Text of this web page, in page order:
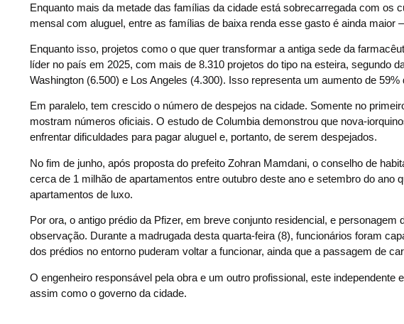
Enquanto mais da metade das famílias da cidade está sobrecarregada com os
mensal com aluguel, entre as famílias de baixa renda esse gasto é ainda
Enquanto isso, projetos como o que quer transformar a antiga sede da
líder no país em 2025, com mais de 8.310 projetos do tipo na esteira, segundo
Washington (6.500) e Los Angeles (4.300). Isso representa um aumento de
Em paralelo, tem crescido o número de despejos na cidade. Somente no
mostram números oficiais. O estudo de Columbia demonstrou que nova-
enfrentar dificuldades para pagar aluguel e, portanto, de serem despejados.
No fim de junho, após proposta do prefeito Zohran Mamdani, o conselho de
cerca de 1 milhão de apartamentos entre outubro deste ano e setembro do ano
apartamentos de luxo.
Por ora, o antigo prédio da Pfizer, em breve conjunto residencial, e
observação. Durante a madrugada desta quarta-feira (8), funcionários foram
dos prédios no entorno puderam voltar a funcionar, ainda que a passagem de
O engenheiro responsável pela obra e um outro profissional, este
assim como o governo da cidade.